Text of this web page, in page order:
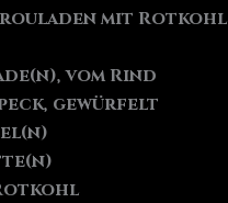
mit Rotkohl
vom Rind
gewürfelt